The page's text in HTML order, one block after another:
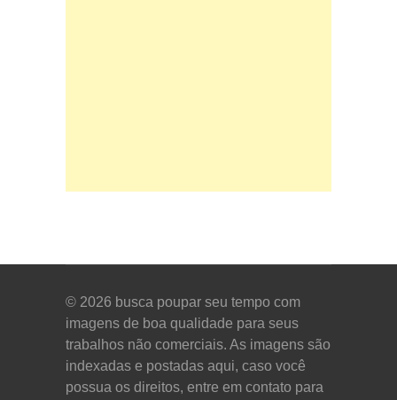
© 2026 busca poupar seu tempo com
imagens de boa qualidade para seus
trabalhos não comerciais. As imagens são
indexadas e postadas aqui, caso você
possua os direitos, entre em contato para